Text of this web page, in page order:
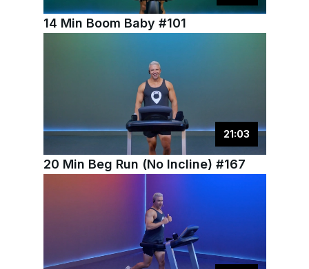
14 Min Boom Baby #101
21 :03
20 Min Beg Run (No Incline) #167